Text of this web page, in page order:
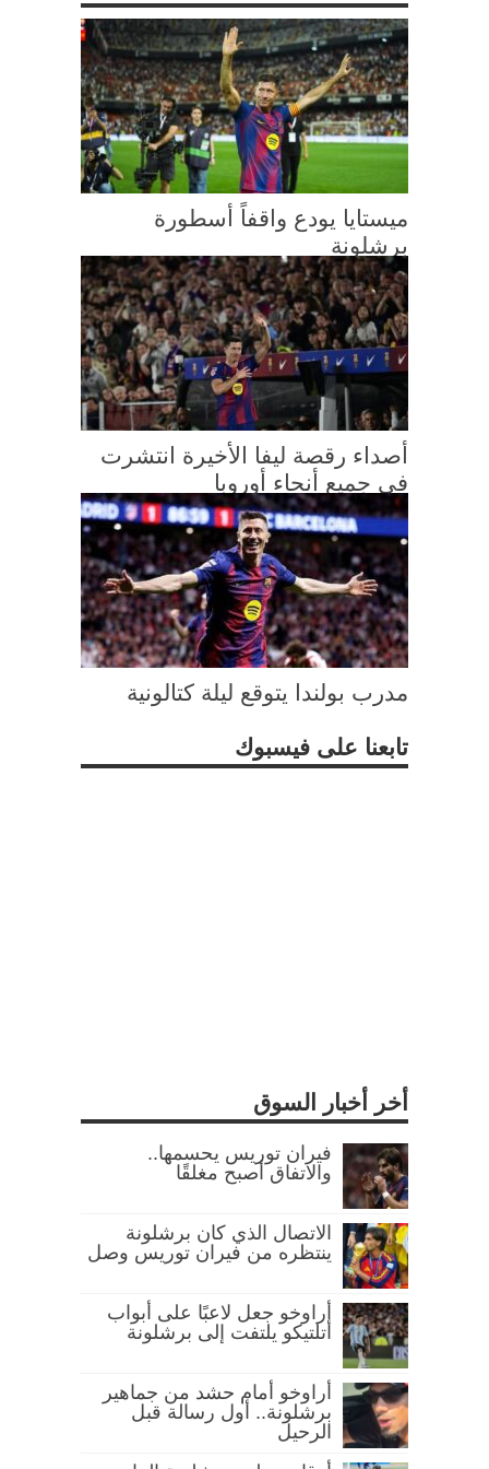
ميستايا يودع واقفاً أسطورة
برشلونة
أصداء رقصة ليفا الأخيرة انتشرت
في جميع أنحاء أوروبا
مدرب بولندا يتوقع ليلة كتالونية
تابعنا على فيسبوك
أخر أخبار السوق
فيران توريس يحسمها..
والاتفاق أصبح مغلقًا
الاتصال الذي كان برشلونة
ينتظره من فيران توريس وصل
أراوخو جعل لاعبًا على أبواب
أتلتيكو يلتفت إلى برشلونة
أراوخو أمام حشد من جماهير
برشلونة.. أول رسالة قبل
الرحيل